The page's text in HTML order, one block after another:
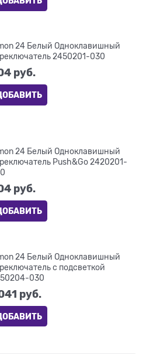
24 Белый Одноклавишный
2450201-030
руб.
24 Белый Одноклавишный
Push&Go 2420201-
руб.
24 Белый Одноклавишный
с подсветкой
030
руб.